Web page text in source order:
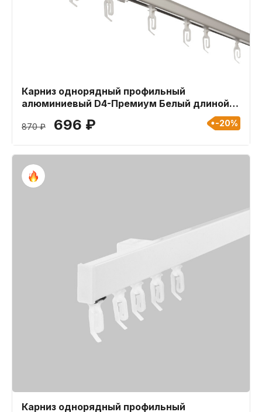
Карниз однорядный профильный
алюминиевый D4-Премиум Белый длиной
870 ₽ 696 ₽ -20%
Карниз однорядный профильный